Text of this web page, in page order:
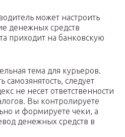
может настроить
денежных средств
приходит на банковскую
тема для курьеров.
следует
не несет ответственности
Вы контролируете
и формируете чеки, а
денежных средств в